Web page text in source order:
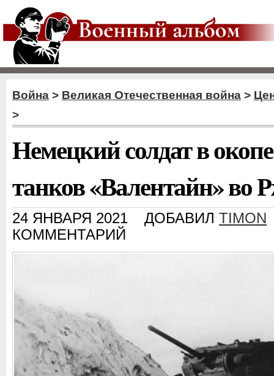
Война > Великая Отечественная война >
>
Немецкий солдат в
танков «Валентайн» во
24 ЯНВАРЯ 2021 ДОБАВИЛ TIMON
КОММЕНТАРИЙ